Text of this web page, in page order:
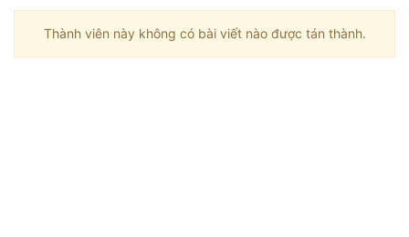
Thành viên này không có bài viết nào được tán thành.